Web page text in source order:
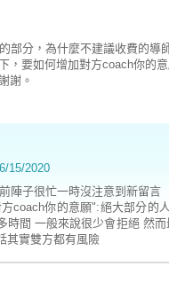
部分，為什麼不建議收費的導
，要如何增加對方coach你的
謝。
6/15/2020
陣子很忙一時沒注意到新留言
coach你的意願":絕大部分的
時間 一般來說很少會拒絕 然
其實雙方都有風險